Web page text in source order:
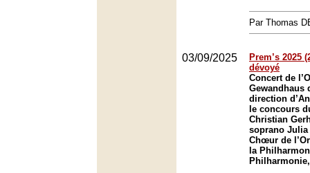
Par Thomas
03/09/2025
Prem’s 2025
dévoyé
Concert de
Gewandhaus
direction
le concours
Christian
soprano
Chœur de
la